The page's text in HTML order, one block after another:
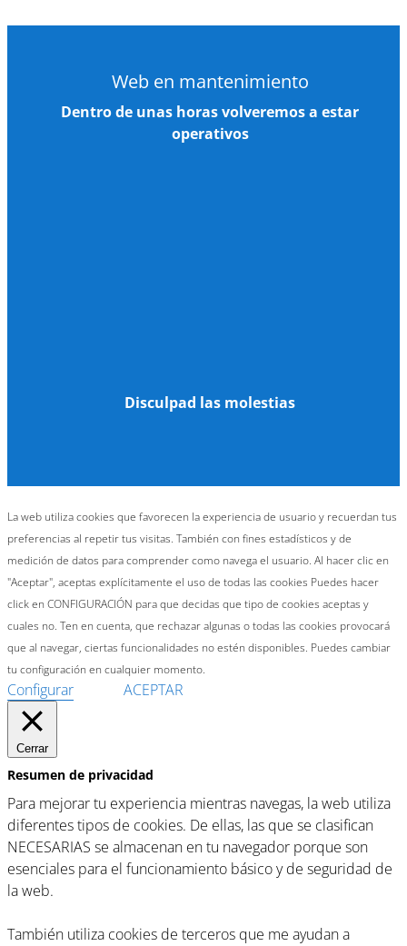
Web en mantenimiento
Dentro de unas horas volveremos a estar
operativos
Disculpad las molestias
La web utiliza cookies que favorecen la experiencia de usuario y recuerdan tus
preferencias al repetir tus visitas. También con fines estadísticos y de
medición de datos para comprender como navega el usuario. Al hacer clic en
"Aceptar", aceptas explícitamente el uso de todas las cookies Puedes hacer
click en CONFIGURACIÓN para que decidas que tipo de cookies aceptas y
cuales no. Ten en cuenta, que rechazar algunas o todas las cookies provocará
que al navegar, ciertas funcionalidades no estén disponibles. Puedes cambiar
tu configuración en cualquier momento.
Configurar ACEPTAR
Cerrar
Resumen de privacidad
Para mejorar tu experiencia mientras navegas, la web utiliza
diferentes tipos de cookies. De ellas, las que se clasifican
NECESARIAS se almacenan en tu navegador porque son
esenciales para el funcionamiento básico y de seguridad de
la web.
También utiliza cookies de terceros que me ayudan a